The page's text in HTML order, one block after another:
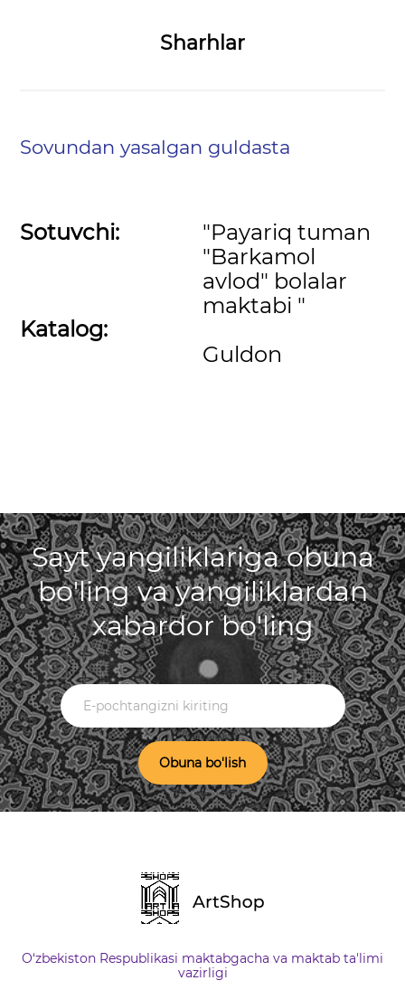
Sharhlar
Sovundan yasalgan guldasta
Sotuvchi:
Katalog:
"Payariq tuman
"Barkamol
avlod" bolalar
maktabi "
Guldon
Sayt yangiliklariga obuna
bo'ling va yangiliklardan
xabardor bo'ling
Obuna bo'lish
O‘zbekiston Respublikasi maktabgacha va maktab ta'limi
vazirligi